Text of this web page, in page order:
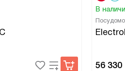
В
56 330